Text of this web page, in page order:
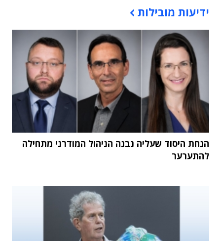
ידיעות מובילות
הנחת היסוד שעליה נבנה הניהול המודרני מתחילה
להתערער